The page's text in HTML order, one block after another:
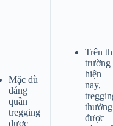
Mặc dù
dáng
quần
tregging
được
Trên
trường
hiện
nay,
thường
được